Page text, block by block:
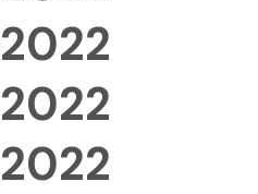
2022
2022
2022